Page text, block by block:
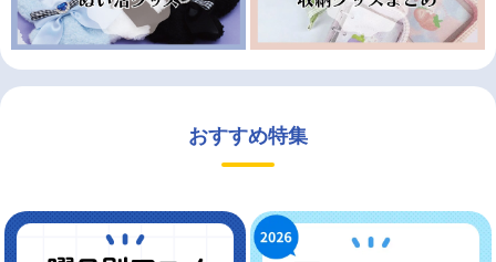
おすすめ特集